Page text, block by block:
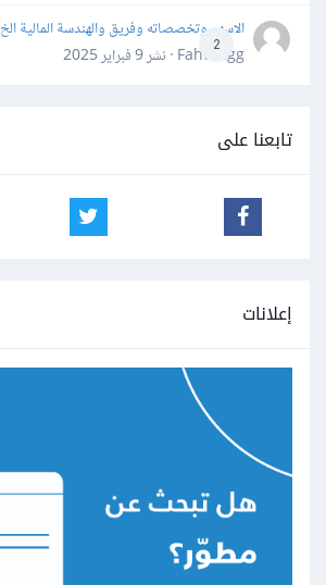
2
الاسهم وتخصصاته وفريق والهندسة المالية الخ
Fahd Ggg · نشر
9 فبراير 2025
تابعنا على
إعلانات